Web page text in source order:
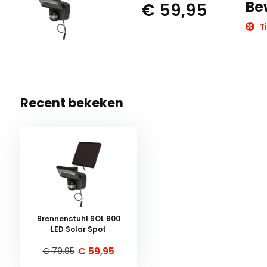
€ 59,95
Recent bekeken
Brennenstuhl SOL 800
LED Solar Spot
€ 79,95 € 59,95